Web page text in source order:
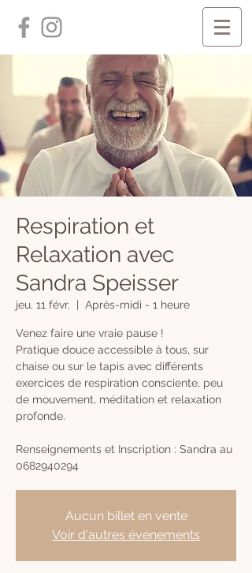
Respiration et
Relaxation avec
Sandra Speisser
jeu. 11 févr. Après-midi - 1 heure
Venez faire une vraie pause !
Pratique douce accessible à tous, sur
chaise ou sur le tapis avec différents
exercices de respiration consciente, peu
de mouvement, méditation et relaxation
profonde.
Renseignements et Inscription : Sandra au
0682940294
Aucun billet en vente
Voir d'autres événements